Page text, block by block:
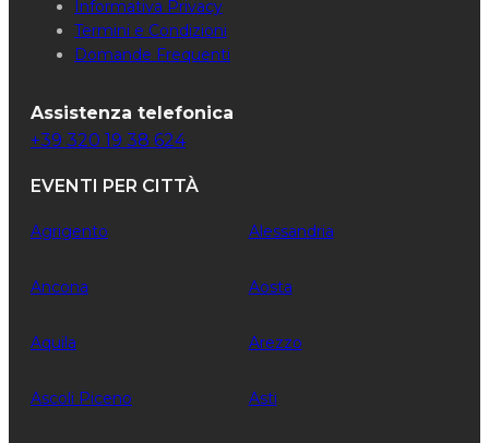
Informativa Privacy
Termini e Condizioni
Domande Frequenti
Assistenza telefonica
+39 320 19 38 624
EVENTI PER CITTÀ
Agrigento Alessandria
Ancona Aosta
Aquila Arezzo
Ascoli Piceno Asti